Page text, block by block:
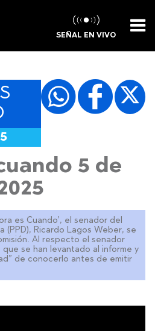
SEÑAL EN VIVO
5 de
es Cuando’, el senador del
(PPD), Ricardo Lagos Weber, se
Al respecto el senador
se han levantado al informe y
de conocerlo antes de emitir